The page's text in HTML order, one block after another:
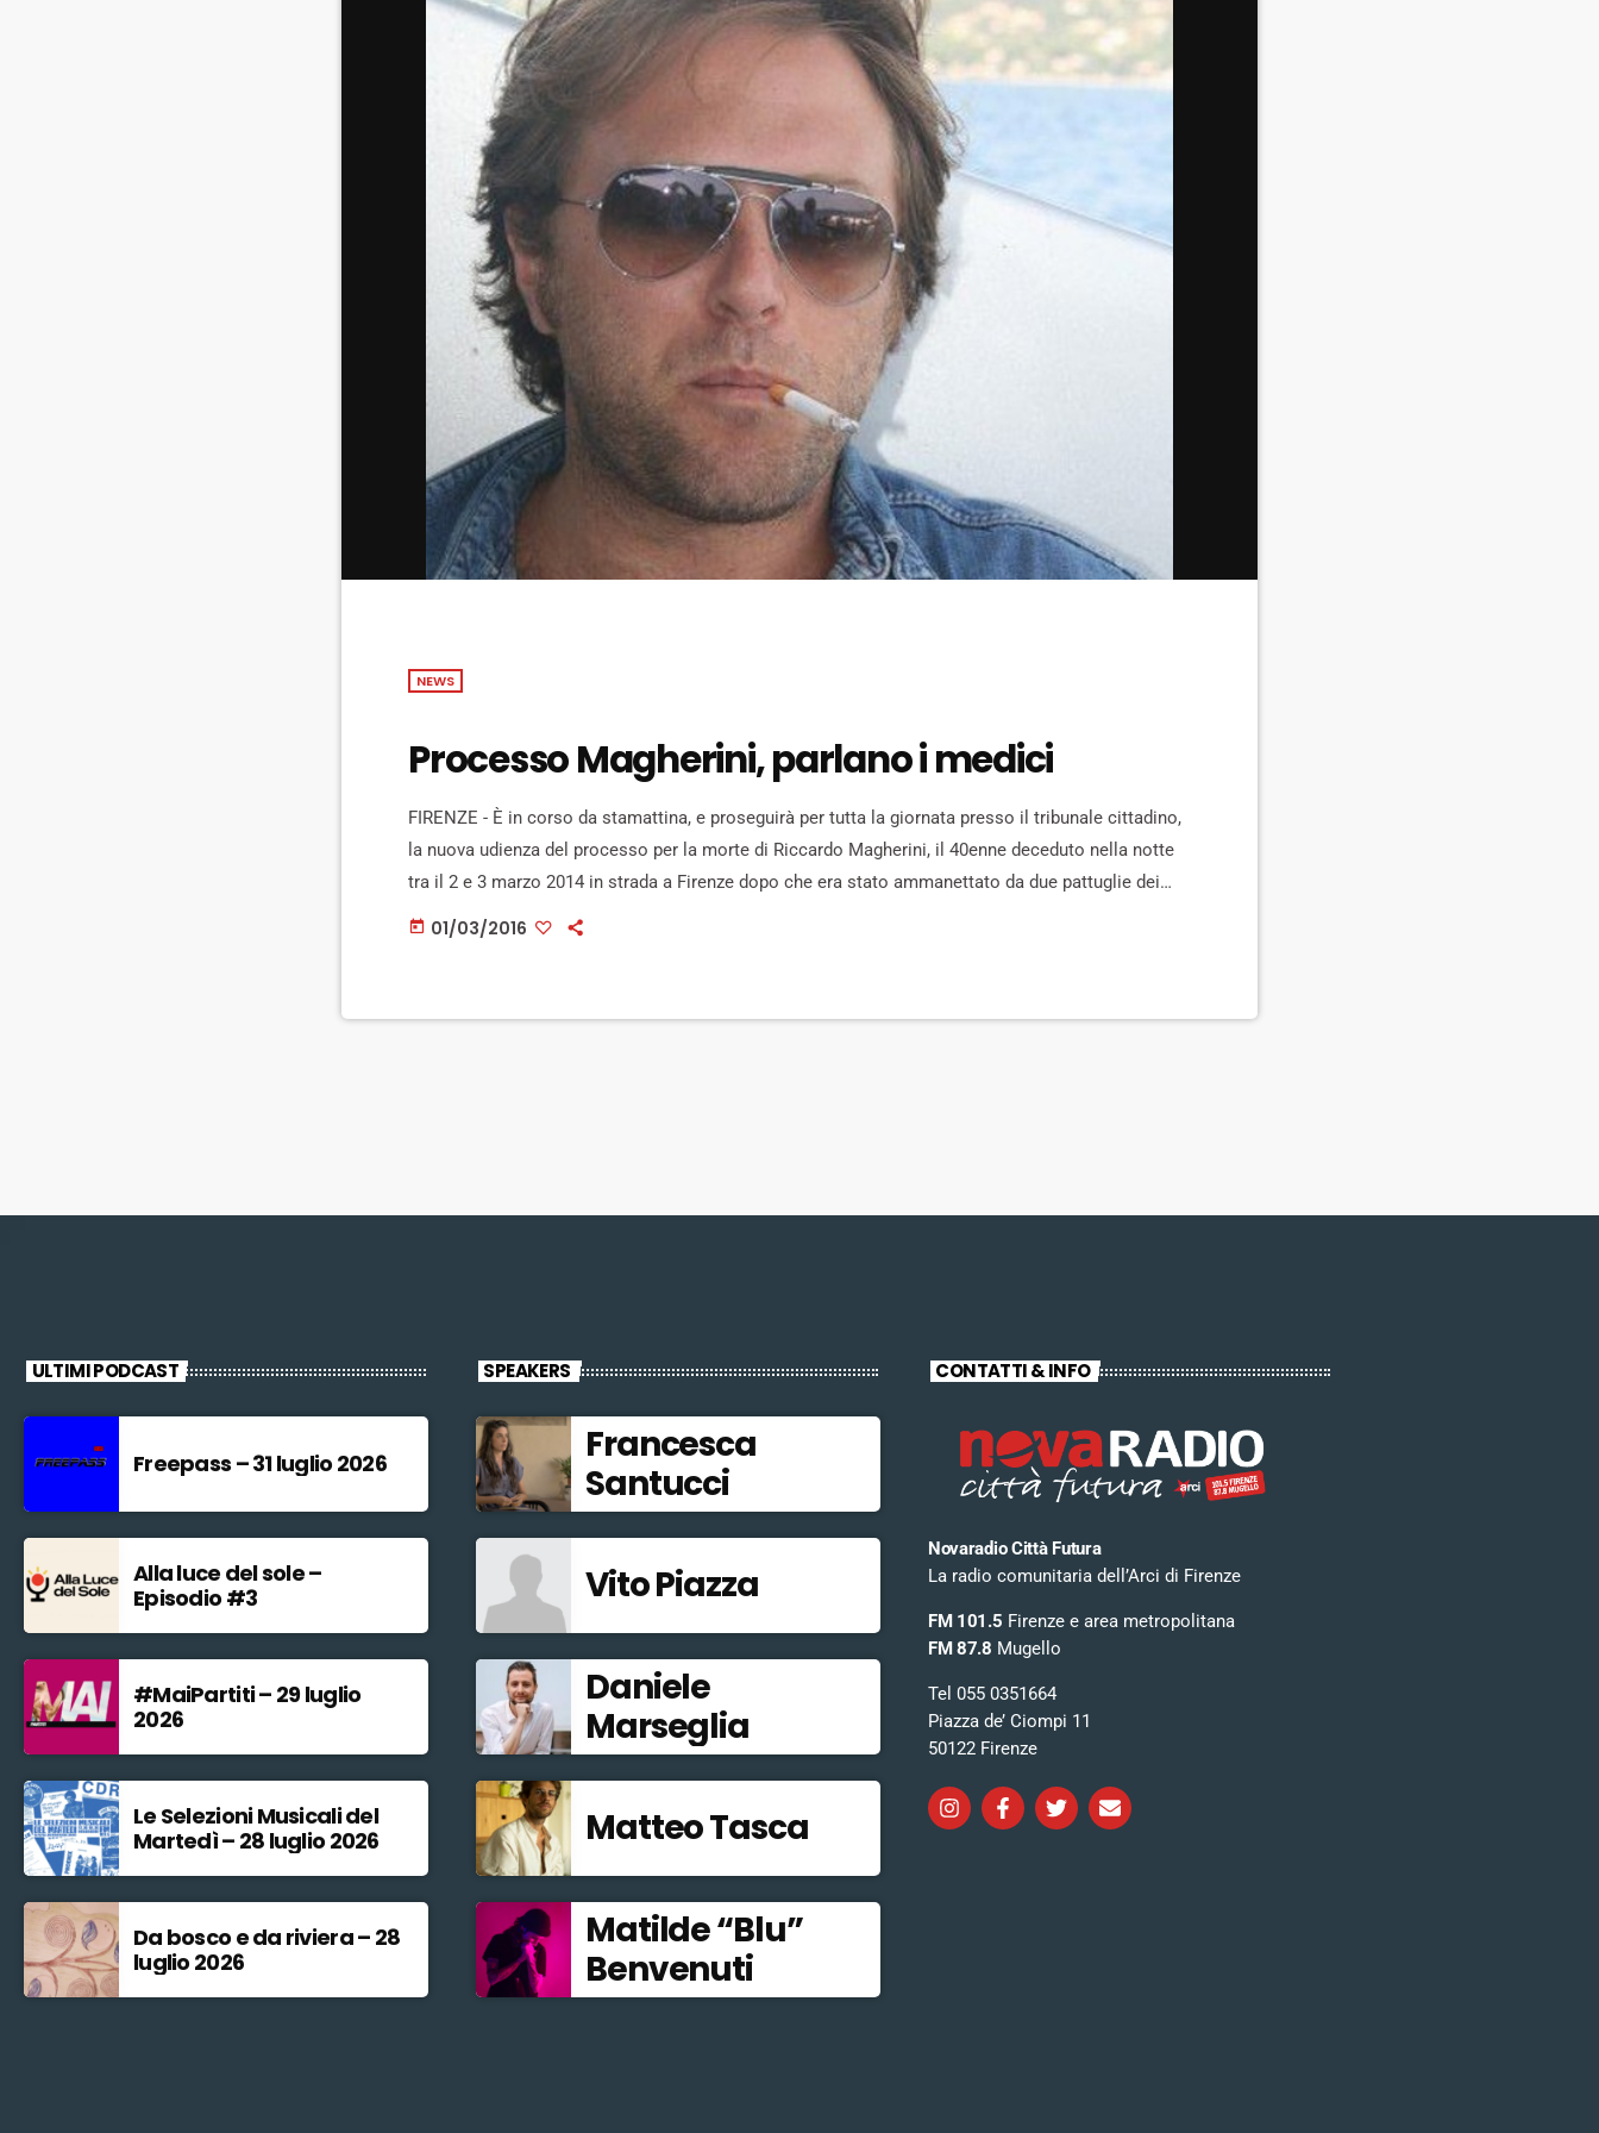
NEWS
Processo Magherini, parlano i medici
FIRENZE - È in corso da stamattina, e proseguirà per tutta la giornata presso il tribunale cittadino,
la nuova udienza del processo per la morte di Riccardo Magherini, il 40enne deceduto nella notte
tra il 2 e 3 marzo 2014 in strada a Firenze dopo che era stato ammanettato da due pattuglie dei
carabinieri. Ad aprire l'udienza l'interrogatorio di Claudia Matta, uno dei tre volontari della Croce
today 01/03/2016
ULTIMI PODCAST
Freepass – 31 luglio 2026
Alla luce del sole –
Episodio #3
#MaiPartiti – 29 luglio
2026
Le Selezioni Musicali del
Martedì – 28 luglio 2026
Da bosco e da riviera – 28
luglio 2026
SPEAKERS
Francesca
Santucci
Vito Piazza
Daniele
Marseglia
Matteo Tasca
Matilde “Blu”
Benvenuti
CONTATTI & INFO
Novaradio Città Futura
La radio comunitaria dell’Arci di Firenze
FM 101.5 Firenze e area metropolitana
FM 87.8 Mugello
Tel 055 0351664
Piazza de’ Ciompi 11
50122 Firenze